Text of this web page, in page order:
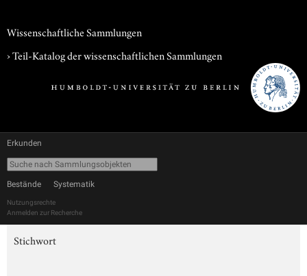
Wissenschaftliche Sammlungen
› Teil-Katalog der wissenschaftlichen Sammlungen
Erkunden
Bestände Systematik
Nutzungsrechte
Anmelden zur Recherche
Stichwort